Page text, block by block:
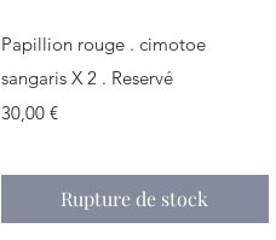
Aperçu rapide
Papillion rouge . cimotoe
sangaris X 2 . Reservé
Prix
30,00 €
Rupture de stock